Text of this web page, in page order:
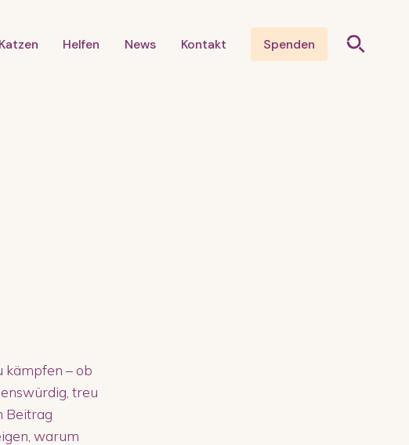
Katzen Helfen News Kontakt Spenden
kämpfen – ob
treu
Beitrag
warum